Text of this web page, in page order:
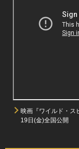
映画『ワイルド・ス
19日(金)全国公開